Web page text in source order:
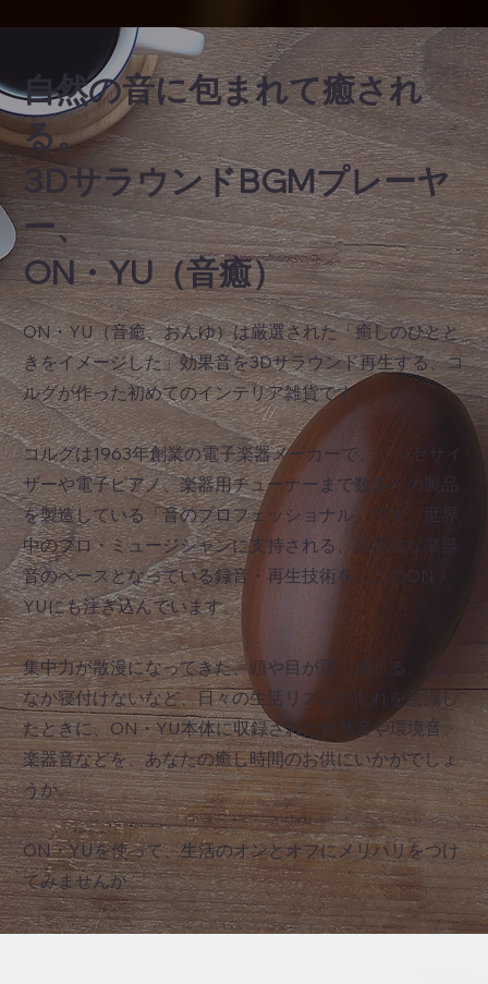
自然の音に包まれて癒され
る。
3DサラウンドBGMプレーヤ
ー、
ON・YU（音癒）
ON・YU（音癒、おんゆ）は厳選された「癒しのひとと
きをイメージした」効果音を3Dサラウンド再生する、コ
ルグが作った初めてのインテリア雑貨です。
コルグは1963年創業の電子楽器メーカーで、シンセサイ
ザーや電子ピアノ、楽器用チューナーまで数多くの製品
を製造している「音のプロフェッショナル」です。世界
中のプロ・ミュージシャンに支持される、高品位な楽器
音のベースとなっている録音・再生技術を、このON・
YUにも注ぎ込んでいます。
集中力が散漫になってきた、頭や目が重く感じる、なか
なか寝付けないなど、日々の生活リズムの乱れを意識し
たときに、ON・YU本体に収録された自然音や環境音、
楽器音などを、あなたの癒し時間のお供にいかがでしょ
うか。
ON・YUを使って、生活のオンとオフにメリハリをつけ
てみませんか